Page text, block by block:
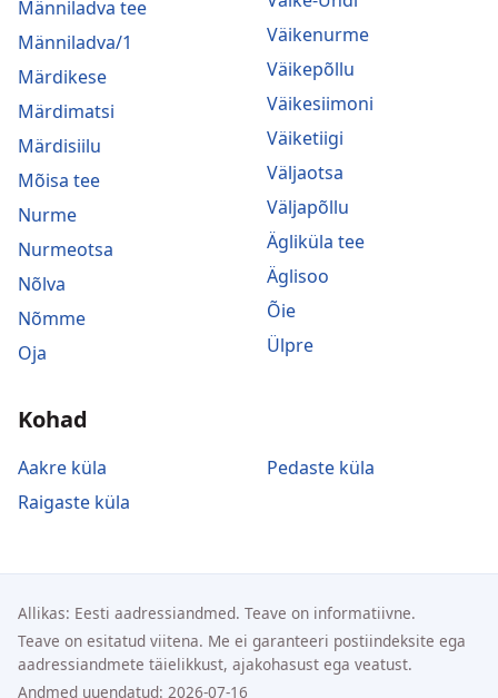
Männiladva tee
Männiladva/1
Märdikese
Märdimatsi
Märdisiilu
Mõisa tee
Nurme
Nurmeotsa
Nõlva
Nõmme
Oja
Väikenurme
Väikepõllu
Väikesiimoni
Väiketiigi
Väljaotsa
Väljapõllu
Ägliküla tee
Äglisoo
Õie
Ülpre
Kohad
Aakre küla
Raigaste küla
Pedaste küla
Allikas: Eesti aadressiandmed. Teave on informatiivne.
Teave on esitatud viitena. Me ei garanteeri postiindeksite ega
aadressiandmete täielikkust, ajakohasust ega veatust.
Andmed uuendatud: 2026-07-16